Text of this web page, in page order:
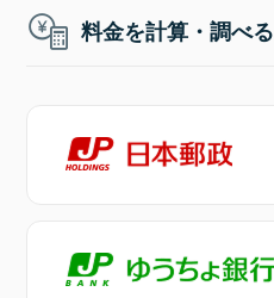
料金を計算・調べる